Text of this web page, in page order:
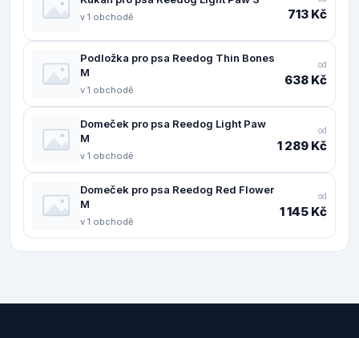
v 1 obchodě 713 Kč
Podložka pro psa Reedog Thin Bones
M
v 1 obchodě
od
638 Kč
Domeček pro psa Reedog Light Paw
M
v 1 obchodě
od
1 289 Kč
Domeček pro psa Reedog Red Flower
M
v 1 obchodě
od
1 145 Kč